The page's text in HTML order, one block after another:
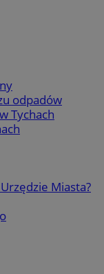
odpadów
Tychach
Miasta?